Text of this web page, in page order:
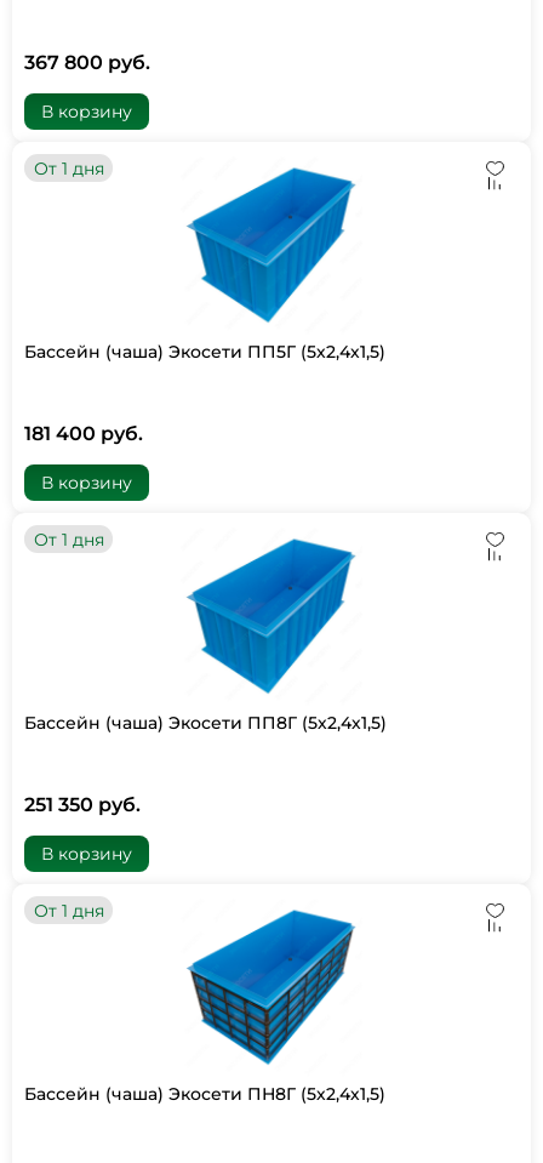
367 800 руб.
В корзину
От 1 дня
Бассейн (чаша) Экосети ПП5Г (5х2,4х1,5)
181 400 руб.
В корзину
От 1 дня
Бассейн (чаша) Экосети ПП8Г (5х2,4х1,5)
251 350 руб.
В корзину
От 1 дня
Бассейн (чаша) Экосети ПН8Г (5х2,4х1,5)